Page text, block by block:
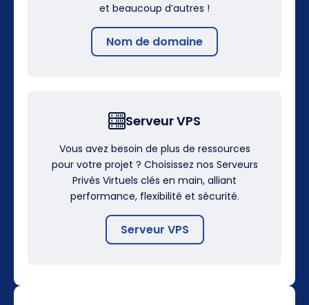
et beaucoup d’autres !
Nom de domaine
Serveur VPS
Vous avez besoin de plus de ressources
pour votre projet ? Choisissez nos Serveurs
Privés Virtuels clés en main, alliant
performance, flexibilité et sécurité.
Serveur VPS